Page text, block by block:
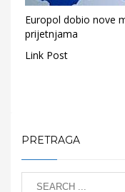
Europol dobio nove
prijetnjama
Link Post
PRETRAGA